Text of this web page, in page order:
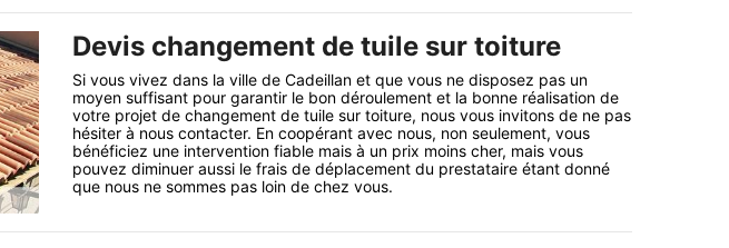
Devis changement de tuile sur toiture
Si vous vivez dans la ville de Cadeillan et que vous ne disposez pas un
moyen suffisant pour garantir le bon déroulement et la bonne réalisation de
votre projet de changement de tuile sur toiture, nous vous invitons de ne pas
hésiter à nous contacter. En coopérant avec nous, non seulement, vous
bénéficiez une intervention fiable mais à un prix moins cher, mais vous
pouvez diminuer aussi le frais de déplacement du prestataire étant donné
que nous ne sommes pas loin de chez vous.